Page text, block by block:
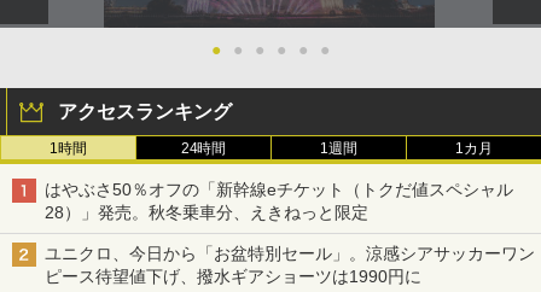
● ● ● ● ● ●
アクセスランキング
1時間 24時間 1週間 1カ月
はやぶさ50％オフの「新幹線eチケット（トクだ値スペシャル
28）」発売。秋冬乗車分、えきねっと限定
ユニクロ、今日から「お盆特別セール」。涼感シアサッカーワン
ピース待望値下げ、撥水ギアショーツは1990円に